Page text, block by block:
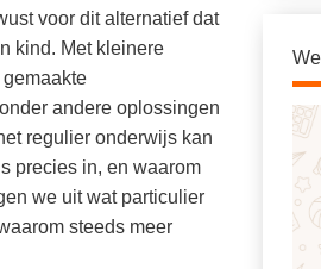
voor dit alternatief dat
kind. Met kleinere
onder andere oplossingen
regulier onderwijs kan
precies in, en waarom
we uit wat particulier
steeds meer